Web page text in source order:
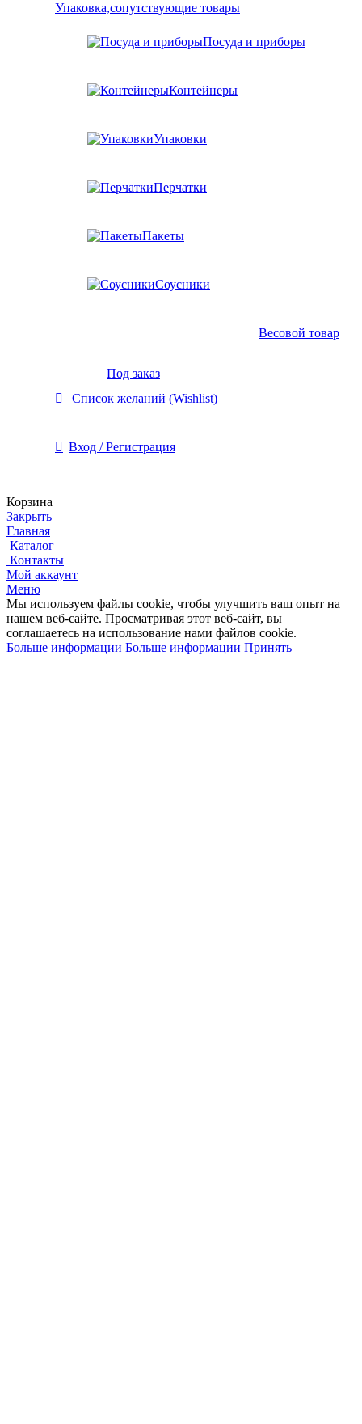
Упаковка,сопутствующие товары
Посуда и приборы
Контейнеры
Упаковки
Перчатки
Пакеты
Соусники
Под заказ
Весовой товар
Список желаний (Wishlist)
Вход / Регистрация
Корзина
Закрыть
Главная
Каталог
Контакты
Мой аккаунт
Меню
Мы используем файлы cookie, чтобы улучшить ваш опыт на
нашем веб-сайте. Просматривая этот веб-сайт, вы
соглашаетесь на использование нами файлов cookie.
Больше информации Больше информации Принять